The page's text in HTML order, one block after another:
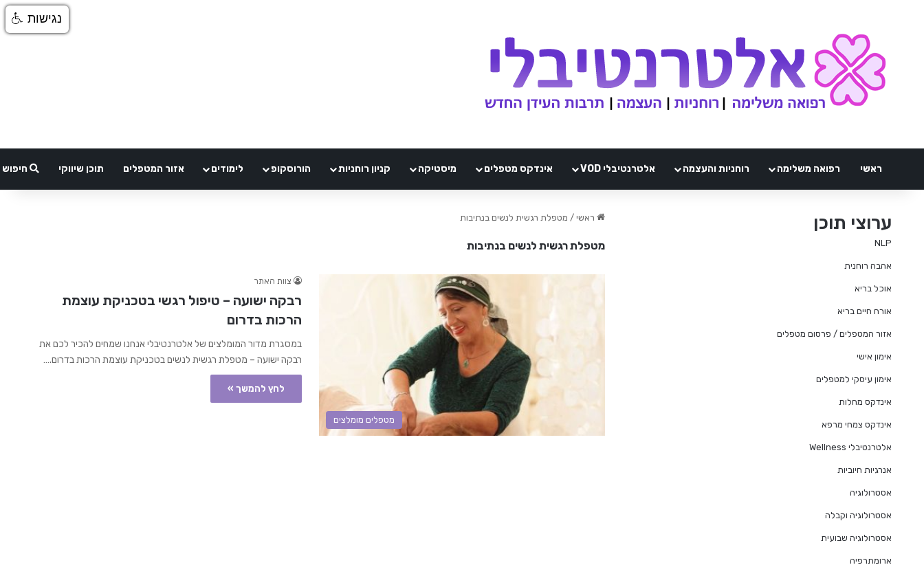
ראשי רפואה משלימה רוחניות והעצמה אלטרנטיבלי VOD אינדקס מטפלים מיסטיקה קניון רוחניות הורוסקופ לימודים אזור המטפלים תוכן שיווקי חיפוש
ראשי / מטפלת רגשית לנשים בנתיבות
מטפלת רגשית לנשים בנתיבות
מטפלים מומלצים
צוות האתר
רבקה ישועה – טיפול רגשי בטכניקת עוצמת
הרכות בדרום
במסגרת מדור המומלצים של אלטרנטיבלי אנחנו שמחים להכיר לכם את
רבקה ישועה – מטפלת רגשית לנשים בטכניקת עוצמת הרכות בדרום.…
לחץ להמשך »
ערוצי תוכן
NLP
אהבה רוחנית
אוכל בריא
אורח חיים בריא
אזור המטפלים / פרסום מטפלים
אימון אישי
אימון עיסקי למטפלים
אינדקס מחלות
אינדקס צמחי מרפא
אלטרנטיבלי Wellness
אנרגיות חיוביות
אסטרולוגיה
אסטרולוגיה וקבלה
אסטרולוגיה שבועית
ארומתרפיה
נגישות